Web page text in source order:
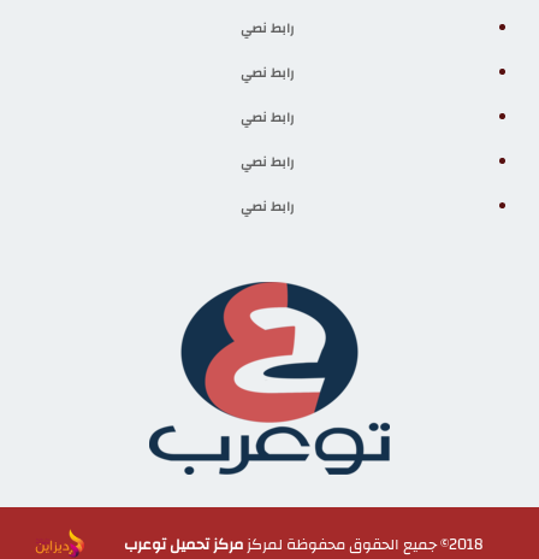
رابط نصي
رابط نصي
رابط نصي
رابط نصي
رابط نصي
2018© جميع الحقوق محفوظة لمركز مركز تحميل توعرب